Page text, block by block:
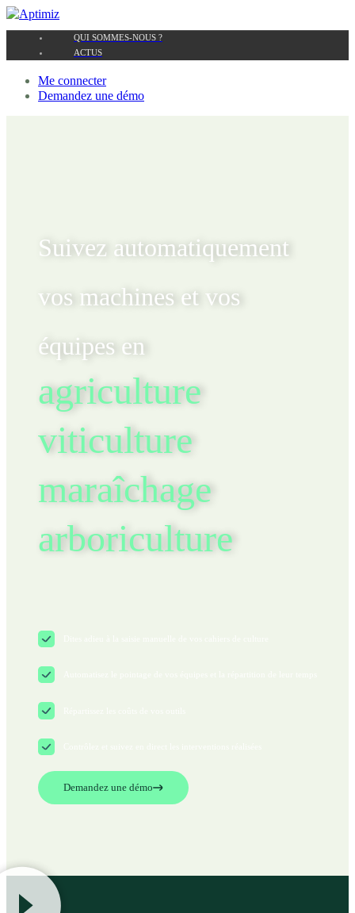
QUI SOMMES-NOUS ?
ACTUS
Me connecter
Demandez une démo
Suivez automatiquement
vos machines et vos
équipes en
agriculture
viticulture
maraîchage
arboriculture
Demandez une démo